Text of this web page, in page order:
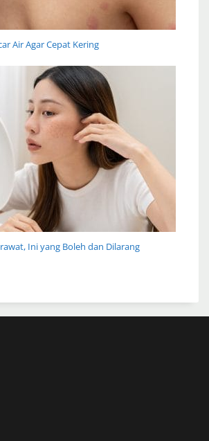
Air Agar Cepat Kering
Ini yang Boleh dan Dilarang